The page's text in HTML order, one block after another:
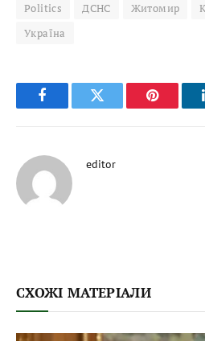
Politics ДСНС Житомир
Україна
FacebookTwitter Pinterest
editor
СХОЖІ МАТЕРІАЛИ